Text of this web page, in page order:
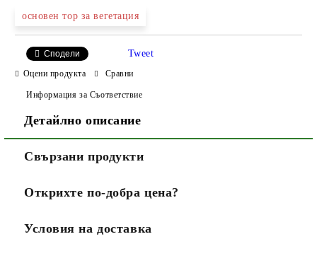
основен тор за вегетация
Сподели Tweet
Оцени продукта Сравни
Информация за Съответствие
Детайлно описание
Свързани продукти
Открихте по-добра цена?
Условия на доставка